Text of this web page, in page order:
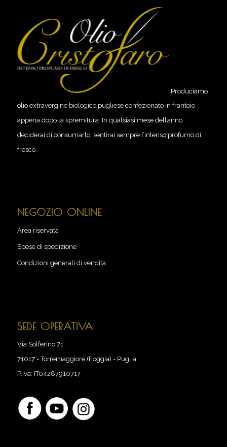
Produciamo
olio extravergine biologico pugliese confezionato in frantoio
appena dopo la spremitura. In qualsiasi mese dell’anno
deciderai di consumarlo, sentirai sempre l’intenso profumo di
fresco.
NEGOZIO ONLINE
Area riservata
Spese di spedizione
Condizioni generali di vendita
SEDE OPERATIVA
Via Solferino 71
71017-Torremaggiore (Foggia) - Puglia
P.iva: IT04287910717